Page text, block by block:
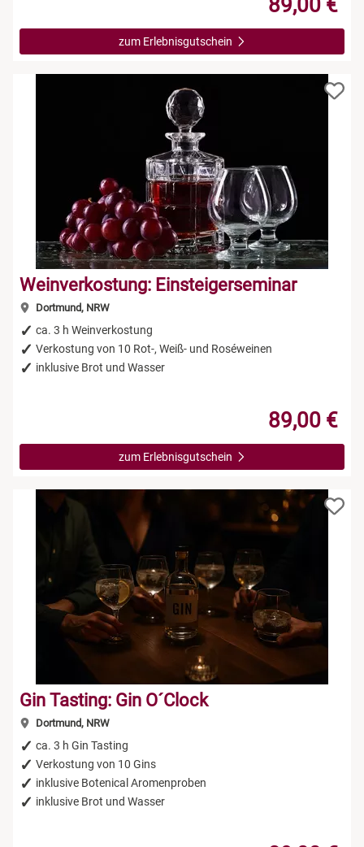
zum Erlebnisgutschein
Weinverkostung: Einsteigerseminar
Dortmund, NRW
ca. 3 h Weinverkostung
Verkostung von 10 Rot-, Weiß- und Roséweinen
inklusive Brot und Wasser
89,00 €
zum Erlebnisgutschein
Gin Tasting: Gin O´Clock
Dortmund, NRW
ca. 3 h Gin Tasting
Verkostung von 10 Gins
inklusive Botenical Aromenproben
inklusive Brot und Wasser